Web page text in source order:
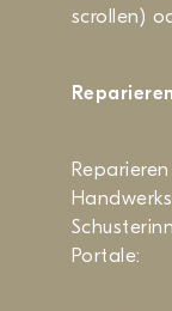
scrollen)
Reparieren
Portale: